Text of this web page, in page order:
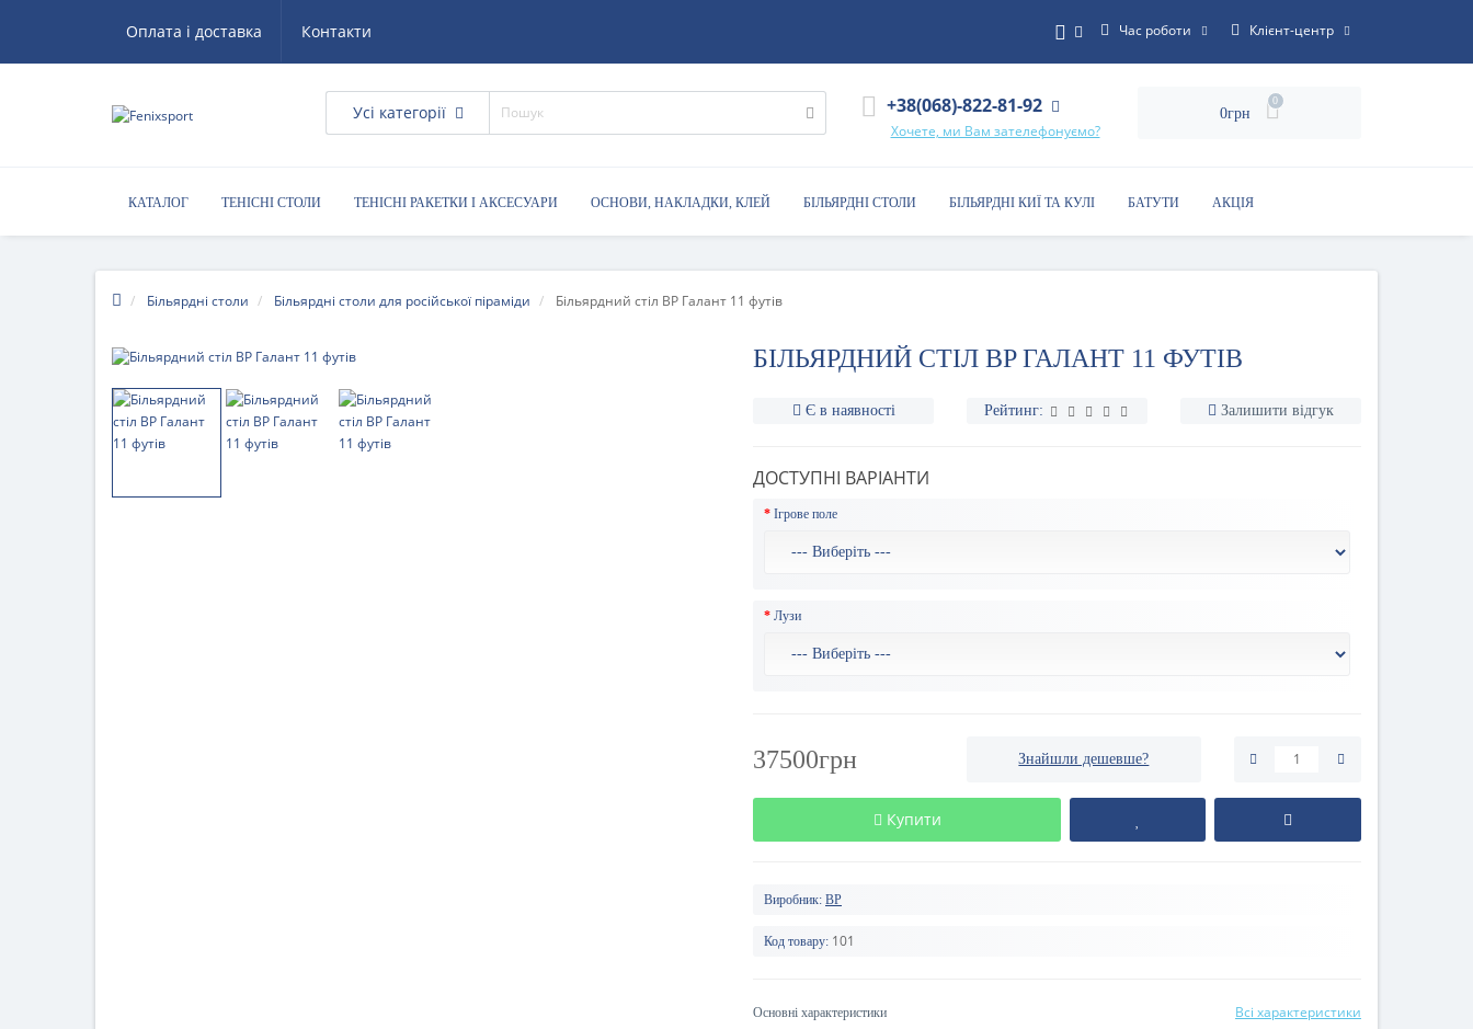
Оплата і доставка Контакти Час роботи Клієнт-центр
Усі категорії +38(068)-822-81-92
Хочете, ми Вам зателефонуємо?
0грн
0
КАТАЛОГ ТЕНІСНІ СТОЛИ ТЕНІСНІ РАКЕТКИ І АКСЕСУАРИ ОСНОВИ, НАКЛАДКИ, КЛЕЙ БІЛЬЯРДНІ СТОЛИ БІЛЬЯРДНІ КИЇ ТА КУЛІ БАТУТИ АКЦІЯ
КОРИСНІ ПОРАДИ
Більярдні столи Більярдні столи для російської піраміди Більярдний стіл BP Галант 11 футів
БІЛЬЯРДНИЙ СТІЛ BP ГАЛАНТ 11 ФУТІВ
Є в наявності Рейтинг: Залишити відгук
ДОСТУПНІ ВАРІАНТИ
Ігрове поле
Лузи
37500грн Знайшли дешевше?
Купити
Виробник: BP
Код товару: 101
Основні характеристики Всі характеристики